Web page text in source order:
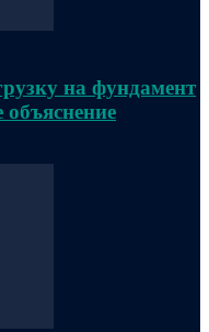
на фундамент